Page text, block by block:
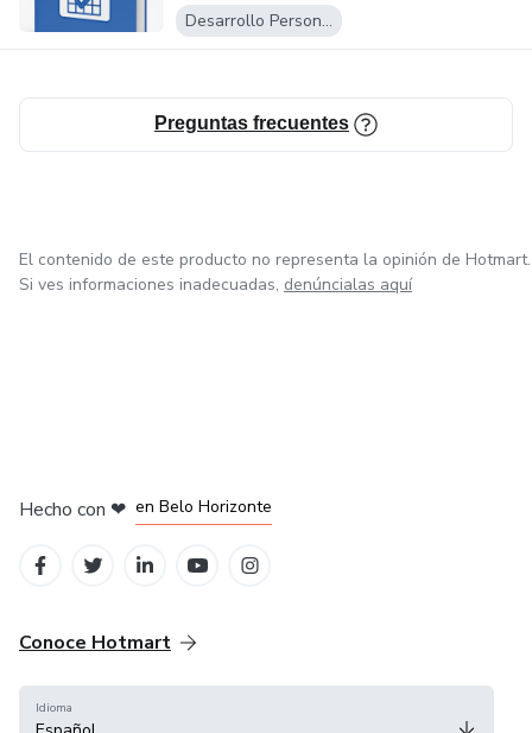
Desarrollo Personal
Preguntas frecuentes
El contenido de este producto no representa la opinión de Hotmart.
Si ves informaciones inadecuadas, denúncialas aquí
Hecho con ❤ en Belo Horizonte
Conoce Hotmart
Idioma